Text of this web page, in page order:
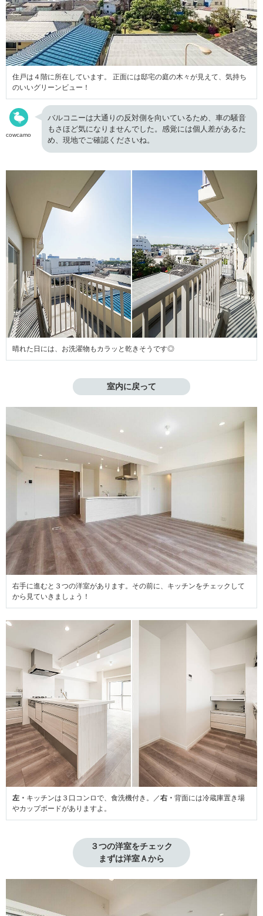
住戸は４階に所在しています。 正面には邸宅の庭の木々が見えて、気持ち
のいいグリーンビュー！
cowcamo
バルコニーは大通りの反対側を向いているため、車の騒音
もさほど気になりませんでした。感覚には個人差があるた
め、現地でご確認くださいね。
晴れた日には、お洗濯物もカラッと乾きそうです◎
室内に戻って
右手に進むと３つの洋室があります。その前に、キッチンをチェックして
から見ていきましょう！
左・ キッチンは３口コンロで、食洗機付き。／右・ 背面には冷蔵庫置き場
やカップボードがありますよ。
３つの洋室をチェック
まずは洋室Ａから